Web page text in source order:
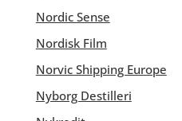
Nordic Sense
Nordisk Film
Norvic Shipping Europe
Nyborg Destilleri